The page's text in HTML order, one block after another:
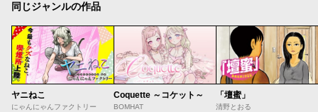
同じジャンルの作品
ヤニねこ
にゃんにゃんファクトリー
Coquette ～コケット～
BOMHAT
「壇蜜」
清野とおる